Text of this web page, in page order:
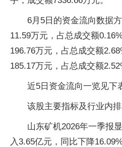
6月5日的资金流向数据
11.59万元，占总成交额
196.76万元，占总成交额
185.17万元，占总成交额
近5日资金流向一览见下
该股主要指标及行业内排
山东矿机2026年一季报
入3.65亿元，同比下降